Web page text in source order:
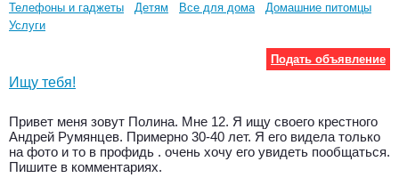
Телефоны и гаджеты
Детям Все для дома
Домашние питомцы
Услуги
Подать объявление
Ищу тебя!
Привет меня зовут Полина. Мне 12. Я ищу своего крестного
Андрей Румянцев. Примерно 30-40 лет. Я его видела только
на фото и то в профидь . очень хочу его увидеть пообщаться.
Пишите в комментариях.